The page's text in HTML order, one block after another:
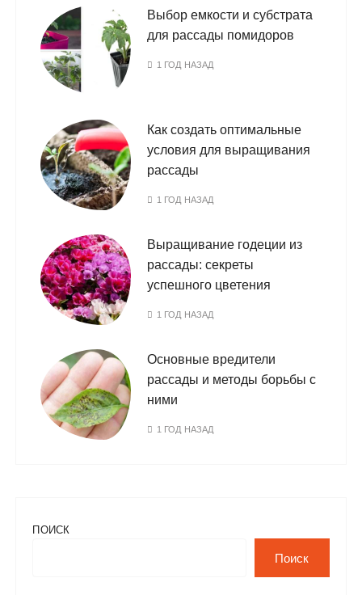
Выбор емкости и субстрата
для рассады помидоров
1 ГОД НАЗАД
Как создать оптимальные
условия для выращивания
рассады
1 ГОД НАЗАД
Выращивание годеции из
рассады: секреты
успешного цветения
1 ГОД НАЗАД
Основные вредители
рассады и методы борьбы с
ними
1 ГОД НАЗАД
ПОИСК
Поиск